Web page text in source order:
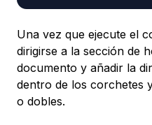
Una vez que ejecute el
dirigirse a la sección de
documento y añadir la
dentro de los corchetes
o dobles.